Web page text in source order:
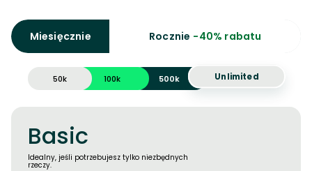
Miesięcznie Rocznie -40% rabatu
50k 100k 500k Unlimited
Basic
Idealny, jeśli potrzebujesz tylko niezbędnych
rzeczy.